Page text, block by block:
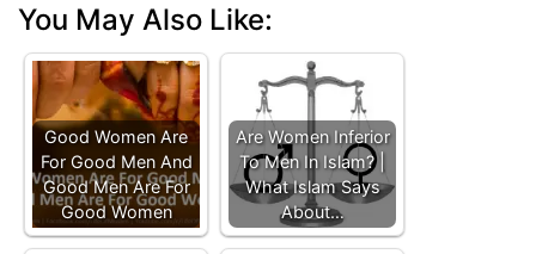
You May Also Like:
Good Women Are
For Good Men And
Good Men Are For
Good Women
Are Women Inferior
To Men In Islam? |
What Islam Says
About…